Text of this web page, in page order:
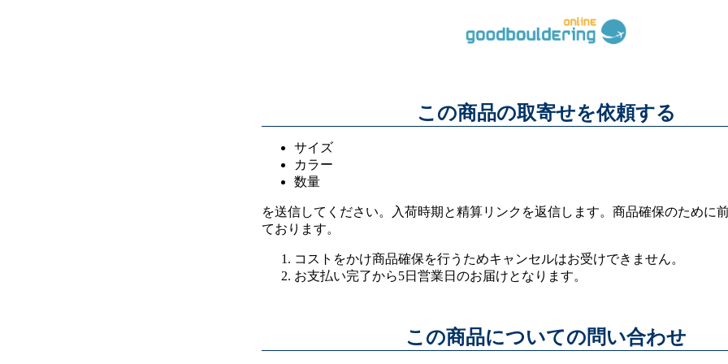
この商品の取寄せを依頼する
サイズ
カラー
数量
を送信してください。入荷時期と精算リンクを返信します。商品確保のために
ております。
コストをかけ商品確保を行うためキャンセルはお受けできません。
お支払い完了から5日営業日のお届けとなります。
この商品についての問い合わせ